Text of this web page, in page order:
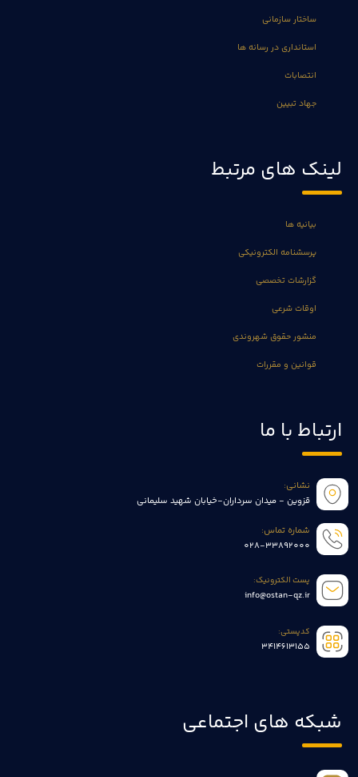
ساختار سازمانی
استانداری در رسانه ها
انتصابات
جهاد تبیین
لینک های مرتبط
بیانیه ها
پرسشنامه الکترونیکی
گزارشات تخصصی
اوقات شرعی
منشور حقوق شهروندی
قوانین و مقررات
ارتباط با ما
نشانی:
قزوین - میدان سرداران-خیابان شهید سلیمانی
شماره تماس:
028-33892000
پست الکترونیک:
info@ostan-qz.ir
کدپستی:
3414613155
شبکه های اجتماعی